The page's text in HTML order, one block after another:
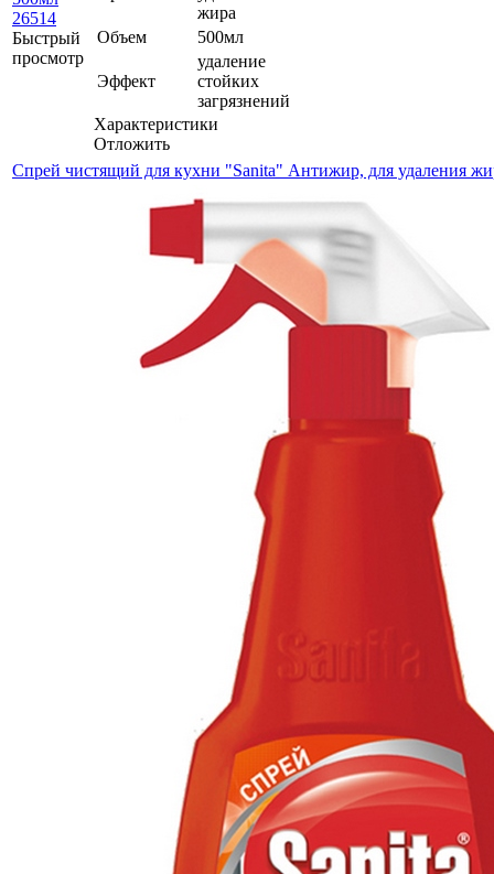
Быстрый
просмотр
жира
Объем
500мл
Эффект
удаление
стойких
загрязнений
Характеристики
Отложить
Спрей чистящий для кухни "Sanita" Антижир, для удаления